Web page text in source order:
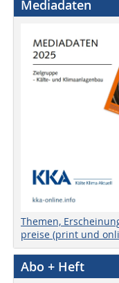
Mediadaten
Themen,
preise (print und
Abo + Heft